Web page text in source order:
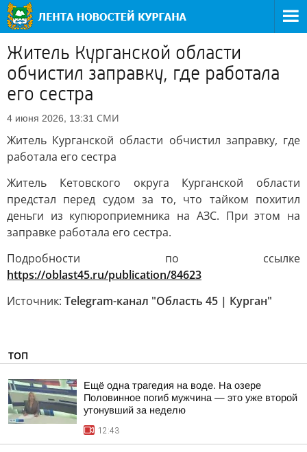
Житель Курганской области
обчистил заправку, где работала
его сестра
4 июня 2026, 13:31 СМИ
Житель Курганской области обчистил заправку, где
работала его сестра
Житель Кетовского округа Курганской области
предстал перед судом за то, что тайком похитил
деньги из купюроприемника на АЗС. При этом на
заправке работала его сестра.
Подробности по ссылке
https://oblast45.ru/publication/84623
Источник: Telegram-канал "Область 45 | Курган"
ТОП
Ещё одна трагедия на воде. На озере
Половинное погиб мужчина — это уже второй
утонувший за неделю
12:43